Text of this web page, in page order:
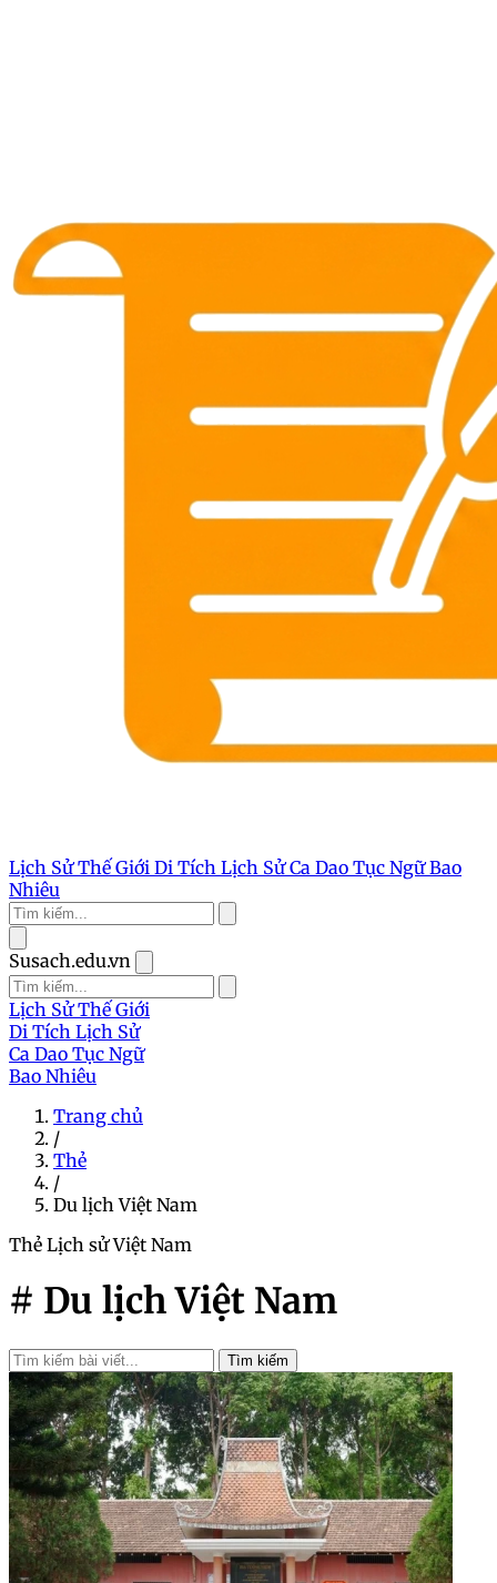
Lịch Sử Thế Giới Di Tích Lịch SửCa Dao Tục NgữBao
Nhiêu
Susach.edu.vn
Lịch Sử Thế Giới
Di Tích Lịch Sử
Ca Dao Tục Ngữ
Bao Nhiêu
Trang chủ
/
Thẻ
/
Du lịch Việt Nam
Thẻ Lịch sử Việt Nam
# Du lịch Việt Nam
Tìm kiếm